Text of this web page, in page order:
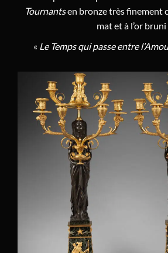
(1)
Feuchère
Louis-Isidore Choiselat (3)
Antoine Foullet (1)
Claude-Amé-François Dautel
Joachim Murat
Jean-Jacques Pafrat
Gille l’Aîné (2)
François-Louis Godon
Alard François Joseph Gamot
Tournantsen bronze très finement
mat et à l’or bruni
« Le Temps qui passe entre